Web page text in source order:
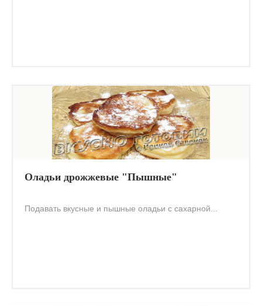
Оладьи дрожжевые "Пышные"
Подавать вкусные и пышные оладьи с сахарной...